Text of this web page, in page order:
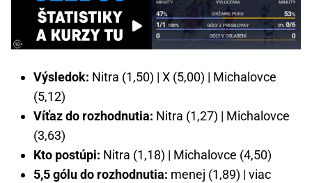
Výsledok: Nitra (1,50) | X (5,00) | Michalovce
(5,12)
Víťaz do rozhodnutia: Nitra (1,27) | Michalovce
(3,63)
Kto postúpi: Nitra (1,18) | Michalovce (4,50)
5,5 gólu do rozhodnutia: menej (1,89) | viac